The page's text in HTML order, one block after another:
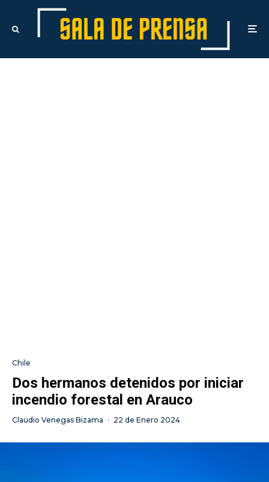
Chile
Dos hermanos detenidos por iniciar
incendio forestal en Arauco
Claudio Venegas Bizama · 22 de Enero 2024